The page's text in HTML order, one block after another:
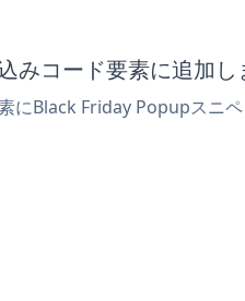
コード要素に追加し
Black Friday Popupスニ